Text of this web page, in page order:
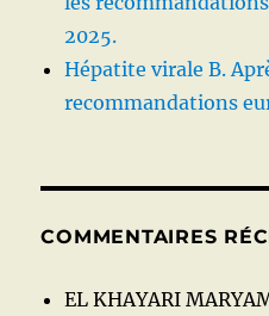
2025.
Hépatite virale B.
recommandations
COMMENTAIRES
EL KHAYARI